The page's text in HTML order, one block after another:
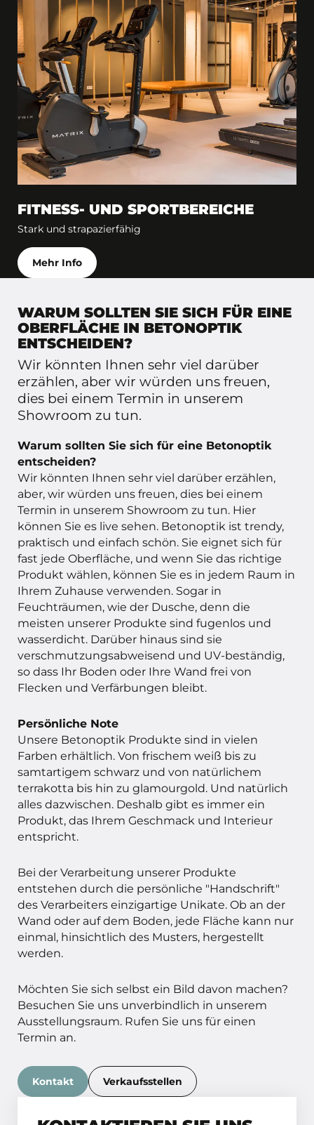
FITNESS- UND SPORTBEREICHE
Stark und strapazierfähig
Mehr Info
WARUM SOLLTEN SIE SICH FÜR EINE
OBERFLÄCHE IN BETONOPTIK
ENTSCHEIDEN?
Wir könnten Ihnen sehr viel darüber
erzählen, aber wir würden uns freuen,
dies bei einem Termin in unserem
Showroom zu tun.
Warum sollten Sie sich für eine Betonoptik
entscheiden?
Wir könnten Ihnen sehr viel darüber erzählen,
aber, wir würden uns freuen, dies bei einem
Termin in unserem Showroom zu tun. Hier
können Sie es live sehen. Betonoptik ist trendy,
praktisch und einfach schön. Sie eignet sich für
fast jede Oberfläche, und wenn Sie das richtige
Produkt wählen, können Sie es in jedem Raum in
Ihrem Zuhause verwenden. Sogar in
Feuchträumen, wie der Dusche, denn die
meisten unserer Produkte sind fugenlos und
wasserdicht. Darüber hinaus sind sie
verschmutzungsabweisend und UV-beständig,
so dass Ihr Boden oder Ihre Wand frei von
Flecken und Verfärbungen bleibt.
Persönliche Note
Unsere Betonoptik Produkte sind in vielen
Farben erhältlich. Von frischem weiß bis zu
samtartigem schwarz und von natürlichem
terrakotta bis hin zu glamourgold. Und natürlich
alles dazwischen. Deshalb gibt es immer ein
Produkt, das Ihrem Geschmack und Interieur
entspricht.
Bei der Verarbeitung unserer Produkte
entstehen durch die persönliche "Handschrift"
des Verarbeiters einzigartige Unikate. Ob an der
Wand oder auf dem Boden, jede Fläche kann nur
einmal, hinsichtlich des Musters, hergestellt
werden.
Möchten Sie sich selbst ein Bild davon machen?
Besuchen Sie uns unverbindlich in unserem
Ausstellungsraum. Rufen Sie uns für einen
Termin an.
Kontakt Verkaufsstellen